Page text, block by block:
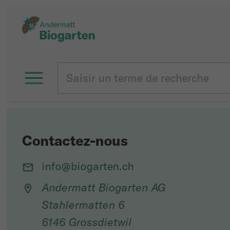
Contactez-nous
info@biogarten.ch
Andermatt Biogarten AG
Stahlermatten 6
6146 Grossdietwil